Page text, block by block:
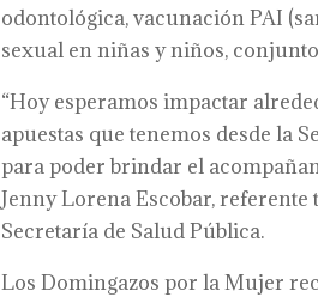
odontológica, vacunación PAI
sexual en niñas y niños,
“Hoy esperamos impactar
apuestas que tenemos desde la
para poder brindar el
Jenny Lorena Escobar,
Secretaría de Salud Pública.
Los Domingazos por la Mujer